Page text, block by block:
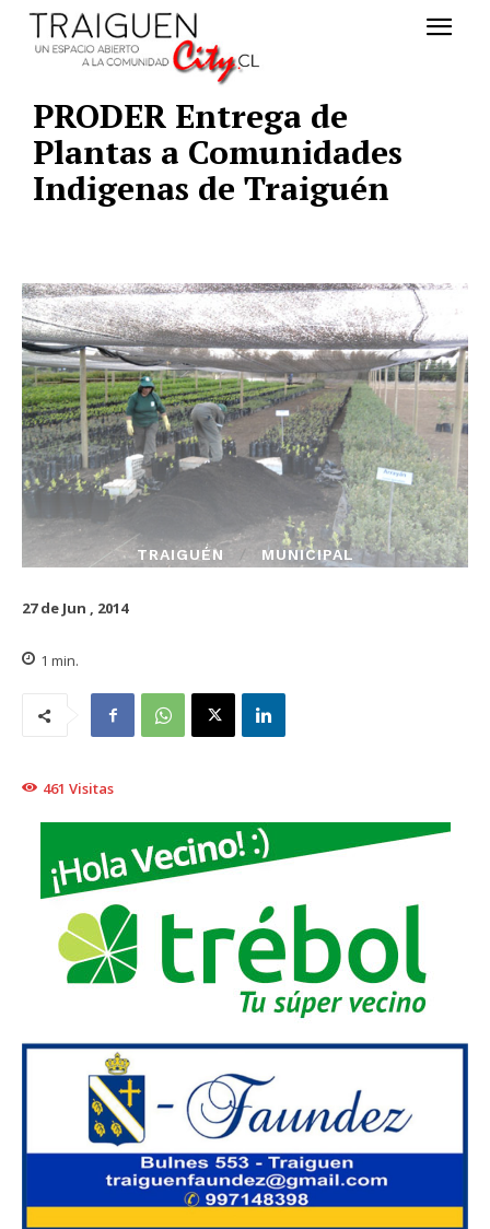
PRODER Entrega de
Plantas a Comunidades
Indigenas de Traiguén
TRAIGUÉN MUNICIPAL
27 de Jun , 2014
1 min.
461 Visitas